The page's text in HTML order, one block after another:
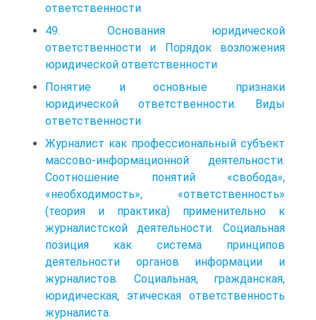
ответственности
49. Основания юридической
ответственности и Порядок возложения
юридической ответственности
Понятие и основные признаки
юридической ответственности. Виды
ответственности
Журналист как профессиональный субъект
массово-информационной деятельности.
Соотношение понятий «свобода»,
«необходимость», «ответственность»
(теория и практика) применительно к
журналистской деятельности. Социальная
позиция как система принципов
деятельности органов информации и
журналистов. Социальная, гражданская,
юридическая, этическая ответственность
журналиста.